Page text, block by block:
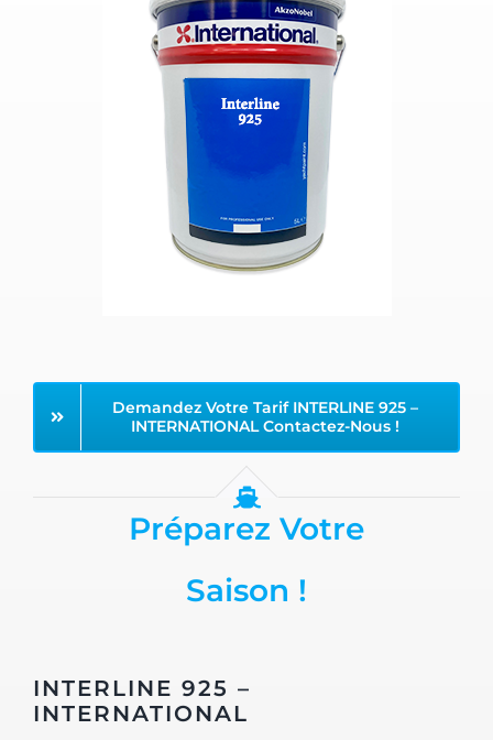
Demandez Votre Tarif INTERLINE 925 –
INTERNATIONAL Contactez-Nous !
Préparez Votre
Saison !
INTERLINE 925 –
INTERNATIONAL